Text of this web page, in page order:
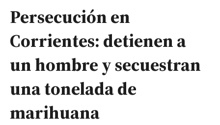
Persecución en
Corrientes: detienen a
un hombre y secuestran
una tonelada de
marihuana